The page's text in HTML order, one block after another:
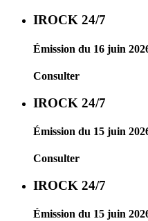
IROCK 24/7
Émission du 16 juin
Consulter
IROCK 24/7
Émission du 15 juin
Consulter
IROCK 24/7
Émission du 15 juin